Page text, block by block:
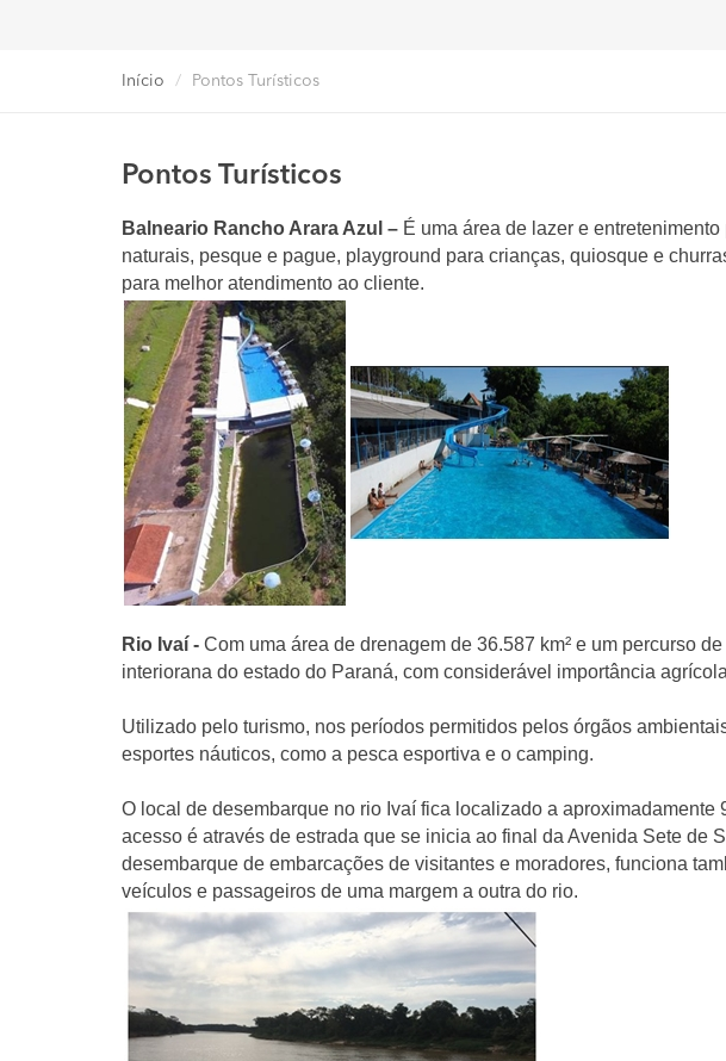
Início Pontos Turísticos
Pontos Turísticos
Balneario Rancho Arara Azul – É uma área de lazer e
naturais, pesque e pague, playground para crianças, quiosque e
para melhor atendimento ao cliente.
Rio Ivaí - Com uma área de drenagem de 36.587 km² e um percurso
interiorana do estado do Paraná, com considerável importância
Utilizado pelo turismo, nos períodos permitidos pelos órgãos
esportes náuticos, como a pesca esportiva e o camping.
O local de desembarque no rio Ivaí fica localizado a aproximadamente
acesso é através de estrada que se inicia ao final da Avenida Sete de
desembarque de embarcações de visitantes e moradores, funciona
veículos e passageiros de uma margem a outra do rio.